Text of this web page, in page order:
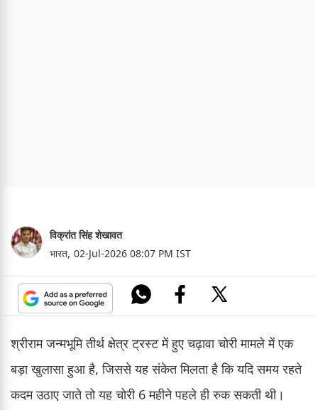
विक्रांत सिंह शेखावत
भारत, 02-Jul-2026 08:07 PM IST
श्रीराम जन्मभूमि तीर्थ क्षेत्र ट्रस्ट में हुए चढ़ावा चोरी मामले में एक
बड़ा खुलासा हुआ है, जिससे यह संकेत मिलता है कि यदि समय रहते
कदम उठाए जाते तो यह चोरी 6 महीने पहले ही रुक सकती थी।